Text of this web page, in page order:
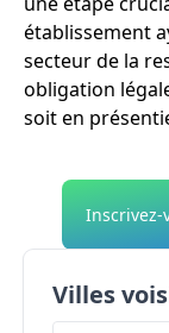
établissement
secteur de la
obligation
soit en
Inscrivez-
Villes